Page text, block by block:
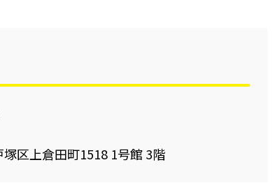
区上倉田町1518 1号館 3階